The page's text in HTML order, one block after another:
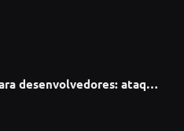
desenvolvedores: ataque